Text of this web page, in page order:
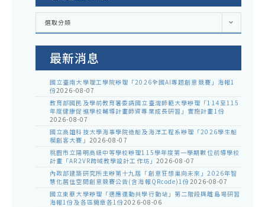
各
室
選取分類
最新消息
國立臺南大學理工學院辦理「2026全國AI專題創意競賽」海報1
份2026-08-07
教育部國民及學前教育署委請國立臺灣師範大學辦理「114至115
年度健康促進學校輔導計畫師資專業成長研習」實施計畫1份
2026-08-07
國立高雄科技大學海事學院造船及海洋工程系辦理「2026學生船
模創客大賽」 2026-08-07
桃園市立陽明高級中等學校辦理115學年度第一學期數位前導學校
計畫「AR2VR跨域教學設計工作坊」 2026-08-07
內政部建築研究所主辦第十九屆「創意狂想巢向未來」2026年智
慧化居住空間創意競賽公告(含海報QRcode)1份2026-08-07
國立東華大學辦理「適應運動共學行動站」第二階段與離島場研習
海報1份及各區簡章各1份2026-08-06